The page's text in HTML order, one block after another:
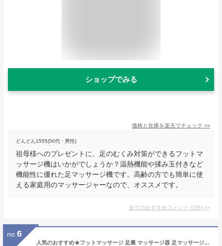
ショップでみる
価格と在庫を楽天でチェック >>
どんどん1555(50代・男性)
祖母様へのプレゼントに、足のむくみ対策ができるフットマ
ッサージ機はいかがでしょうか？温熱機能や揉み玉付きなど
機能性に優れた足マッサージ機です。高齢の方でも簡単に使
える家庭用のマッサージャーなので、オススメです。
全てのおすすめコメント (1件) >
no. 6
人気のおすすめ★フットマッサージ 足裏 マッサージ器 足マッサージ機 ふくらはぎ フットマッサージャー マッサージ 足 マッサージ器 脚 足ツボ 健康 あし フットケア マッサージ 誕生日 ギフト プレゼント 敬老の日 足マッサージ器 脚マッサージ 筋肉痛を改善 敬老の日